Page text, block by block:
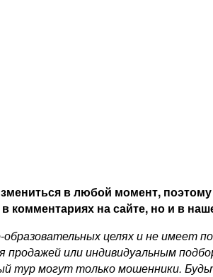
в любой момент,
комментариях на сайте, но и в
целях и не имеет
или индивидуальным
тур могут только мошенники.